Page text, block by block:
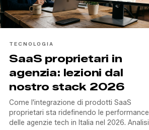
TECNOLOGIA
SaaS proprietari in
agenzia: lezioni dal
nostro stack 2026
Come l'integrazione di prodotti SaaS
proprietari sta ridefinendo le performance
delle agenzie tech in Italia nel 2026. Analisi